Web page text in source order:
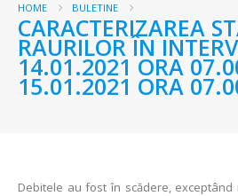
HOME BULETINE
CARACTERIZAREA
RAURILOR ÎN
14.01.2021 ORA
15.01.2021 ORA
Debitele au fost în scădere,